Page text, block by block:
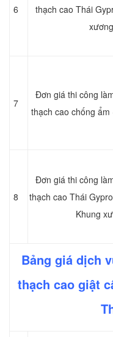
6
thạch cao Thái
7
Đơn giá thi công
thạch cao chống
8
Đơn giá thi công
thạch cao Thái
Khung
Bảng giá dịch
thạch cao giật